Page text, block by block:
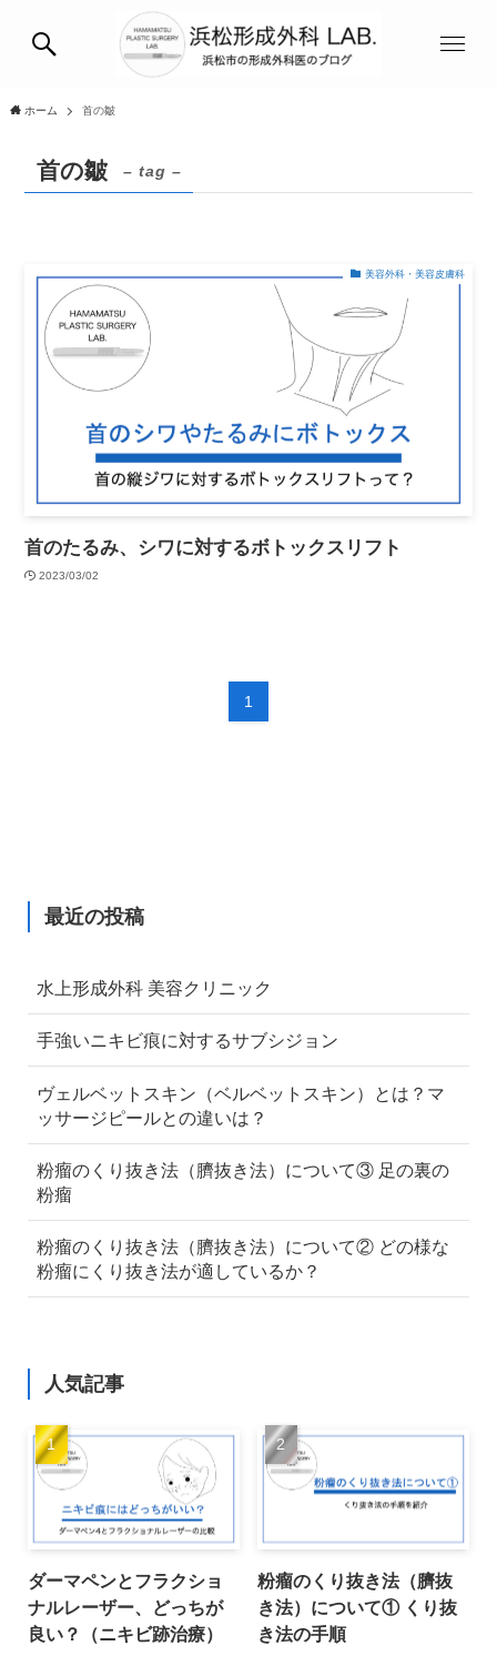
ホーム 首の皺
首の皺 – tag –
美容外科・美容皮膚科
首のたるみ、シワに対するボトックスリフト
2023/03/02
1
最近の投稿
水上形成外科 美容クリニック
手強いニキビ痕に対するサブシジョン
ヴェルベットスキン（ベルベットスキン）とは？マ
ッサージピールとの違いは？
粉瘤のくり抜き法（臍抜き法）について③ 足の裏の
粉瘤
粉瘤のくり抜き法（臍抜き法）について② どの様な
粉瘤にくり抜き法が適しているか？
人気記事
ダーマペンとフラクショ
ナルレーザー、どっちが
良い？（ニキビ跡治療）
粉瘤のくり抜き法（臍抜
き法）について① くり抜
き法の手順